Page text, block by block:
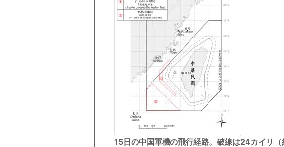
15日の中国軍機の飛行経路。破線は24カイリ